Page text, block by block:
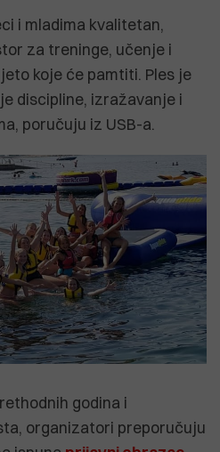
i mladima kvalitetan,
za treninge, učenje i
koje će pamtiti. Ples je
discipline, izražavanje i
poručuju iz USB-a.
godina i
organizatori preporučuju